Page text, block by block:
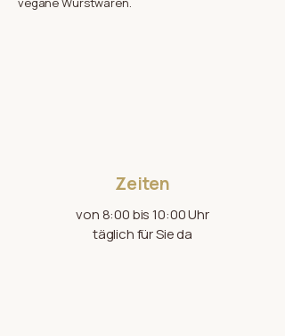
Zeiten
von 8:00 bis 10:00 Uhr
täglich für Sie da